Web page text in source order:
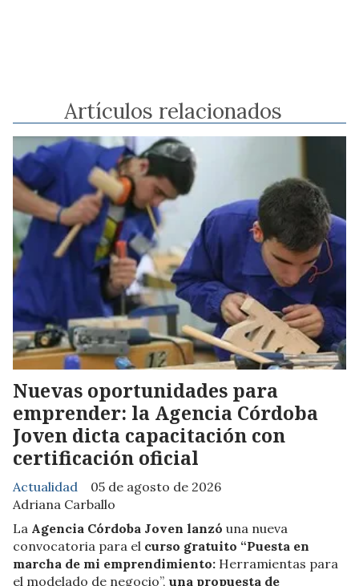
Artículos relacionados
Nuevas oportunidades para
emprender: la Agencia Córdoba
Joven dicta capacitación con
certificación oficial
Adriana Carballo
Actualidad 05 de agosto de 2026
La Agencia Córdoba Joven lanzó una nueva
convocatoria para el curso gratuito “Puesta en
marcha de mi emprendimiento: Herramientas para
el modelado de negocio”, una propuesta de